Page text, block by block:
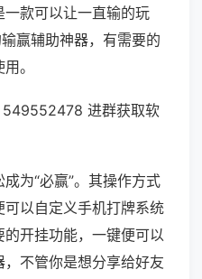
款可以让一直输的玩
赢辅助神器，有需要的
。
549552478 进群获取软
为“必赢”。其操作方式
以自定义手机打牌系统
开挂功能，一键便可以
不管你是想分享给好友